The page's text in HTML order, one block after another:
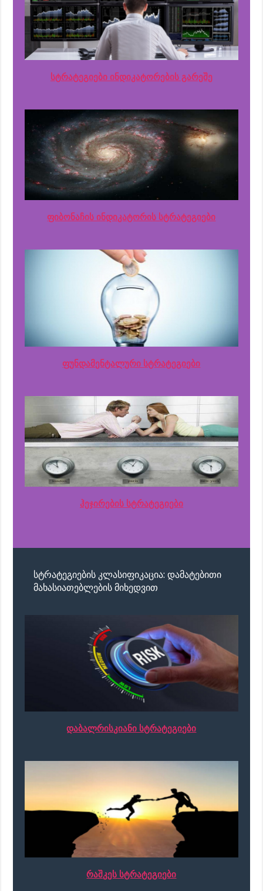
სტრატეგიები ინდიკატორების გარეშე
ფიბონაჩის ინდიკატორის სტრატეგიები
ფუნდამენტალური სტრატეგიები
ჰეჯირების სტრატეგიები
სტრატეგიების კლასიფიკაცია: დამატებითი
მახასიათებლების მიხედვით
დაბალრისკიანი სტრატეგიები
რაშკეს სტრატეგიები